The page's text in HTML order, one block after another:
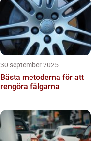
30 september 2025
Bästa metoderna för att
rengöra fälgarna